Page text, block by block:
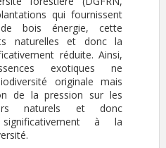
qui fournissent
de bois énergie, cette
naturelles et donc la
réduite. Ainsi,
exotiques ne
originale mais
de la pression sur les
naturels et donc
à la